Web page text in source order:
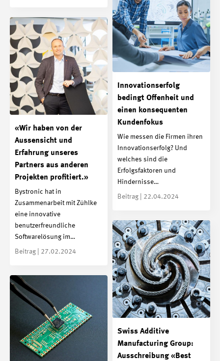
Innovationserfolg
bedingt Offenheit und
einen konsequenten
Kundenfokus
Wie messen die Firmen ihren
Innovationserfolg? Und
welches sind die
Erfolgsfaktoren und
Hindernisse…
Beitrag | 22.04.2024
«Wir haben von der
Aussensicht und
Erfahrung unseres
Partners aus anderen
Projekten profitiert.»
Bystronic hat in
Zusammenarbeit mit Zühlke
eine innovative
benutzerfreundliche
Softwarelösung im…
Beitrag | 27.02.2024
Swiss Additive
Manufacturing Group:
Ausschreibung «Best